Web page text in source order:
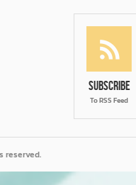
Subscribe
To RSS Feed
reserved.